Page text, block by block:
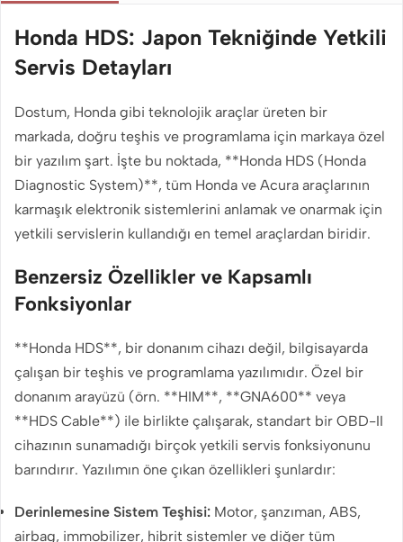
Honda HDS: Japon Tekniğinde Yetkili
Servis Detayları
Dostum, Honda gibi teknolojik araçlar üreten bir
markada, doğru teşhis ve programlama için markaya özel
bir yazılım şart. İşte bu noktada, **Honda HDS (Honda
Diagnostic System)**, tüm Honda ve Acura araçlarının
karmaşık elektronik sistemlerini anlamak ve onarmak için
yetkili servislerin kullandığı en temel araçlardan biridir.
Benzersiz Özellikler ve Kapsamlı
Fonksiyonlar
**Honda HDS**, bir donanım cihazı değil, bilgisayarda
çalışan bir teşhis ve programlama yazılımıdır. Özel bir
donanım arayüzü (örn. **HIM**, **GNA600** veya
**HDS Cable**) ile birlikte çalışarak, standart bir OBD-II
cihazının sunamadığı birçok yetkili servis fonksiyonunu
barındırır. Yazılımın öne çıkan özellikleri şunlardır:
Derinlemesine Sistem Teşhisi: Motor, şanzıman, ABS,
airbag, immobilizer, hibrit sistemler ve diğer tüm